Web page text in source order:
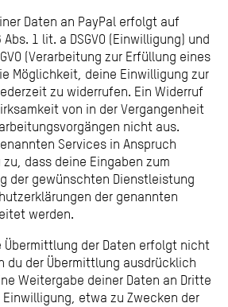
Daten an PayPal erfolgt auf
1 lit. a DSGVO (Einwilligung) und
(Verarbeitung zur Erfüllung eines
Möglichkeit, deine Einwilligung zur
zu widerrufen. Ein Widerruf
von in der Vergangenheit
nicht aus.
Services in Anspruch
dass deine Eingaben zum
der gewünschten Dienstleistung
der genannten
werden.
Übermittlung der Daten erfolgt nicht
du der Übermittlung ausdrücklich
Weitergabe deiner Daten an Dritte
etwa zu Zwecken der